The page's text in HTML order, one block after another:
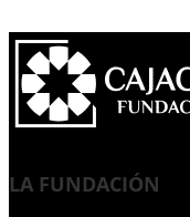
LA FUNDACIÓN